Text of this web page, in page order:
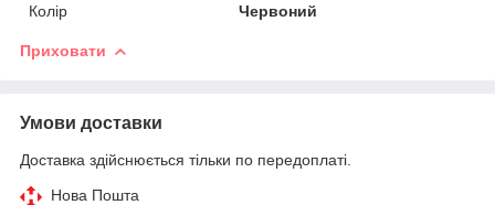
Колір
Червоний
Приховати
Умови доставки
Доставка здійснюється тільки по передоплаті.
Нова Пошта